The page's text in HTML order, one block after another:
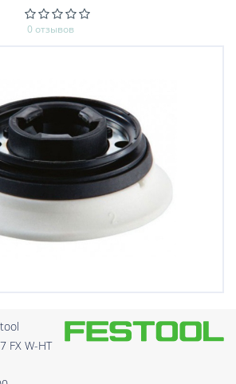
0 отзывов
FX W-HT